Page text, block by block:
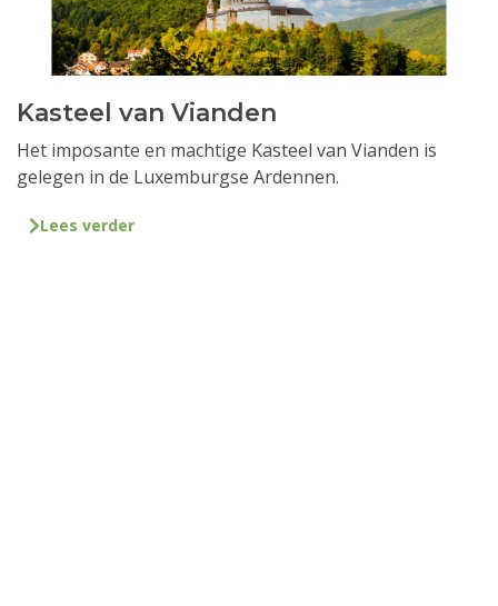
Kasteel van Vianden
Het imposante en machtige Kasteel van Vianden is
gelegen in de Luxemburgse Ardennen.
Lees verder